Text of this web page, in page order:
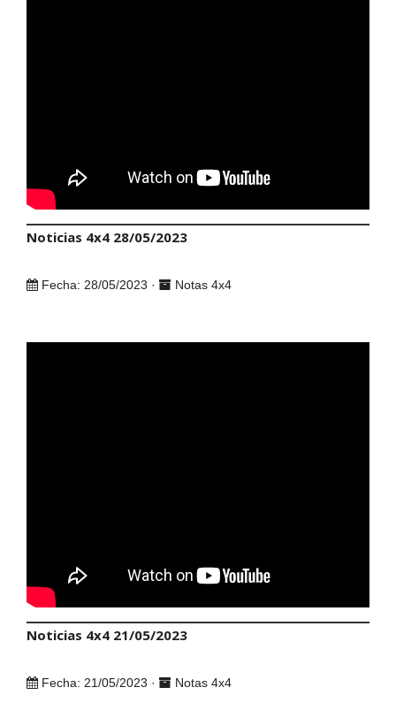
Noticias 4x4 28/05/2023
Fecha: 28/05/2023 · Notas 4x4
Noticias 4x4 21/05/2023
Fecha: 21/05/2023 · Notas 4x4